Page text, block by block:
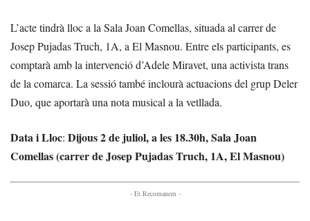
L’acte tindrà lloc a la Sala Joan Comellas, situada al carrer de
Josep Pujadas Truch, 1A, a El Masnou. Entre els participants, es
comptarà amb la intervenció d’Adele Miravet, una activista trans
de la comarca. La sessió també inclourà actuacions del grup Deler
Duo, que aportarà una nota musical a la vetllada.
Data i Lloc: Dijous 2 de juliol, a les 18.30h, Sala Joan
Comellas (carrer de Josep Pujadas Truch, 1A, El Masnou)
- Et Recomanem -